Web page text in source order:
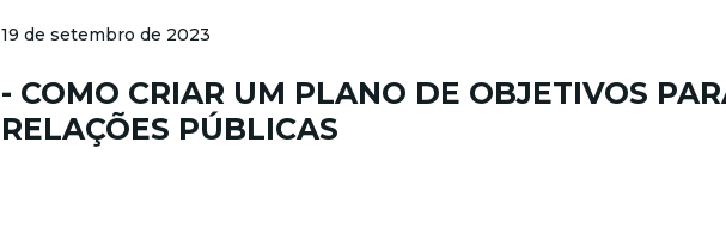
19 de setembro de 2023
- COMO CRIAR UM PLANO DE OBJETIVOS
RELAÇÕES PÚBLICAS